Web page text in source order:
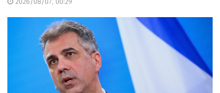
2026/08/07, 00:29